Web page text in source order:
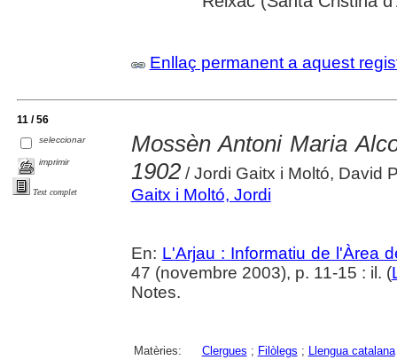
Enllaç permanent a aquest
11 / 56
seleccionar
imprimir
Text complet
Mossèn Antoni Maria
1902/ Jordi Gaitx i Moltó, David
Gaitx i Moltó, Jordi
En: L'Arjau : Informatiu de l'Àrea
47 (novembre 2003), p. 11-15 : il. (
Notes.
Matèries: Clergues ; Filòlegs ; Llengua catalana